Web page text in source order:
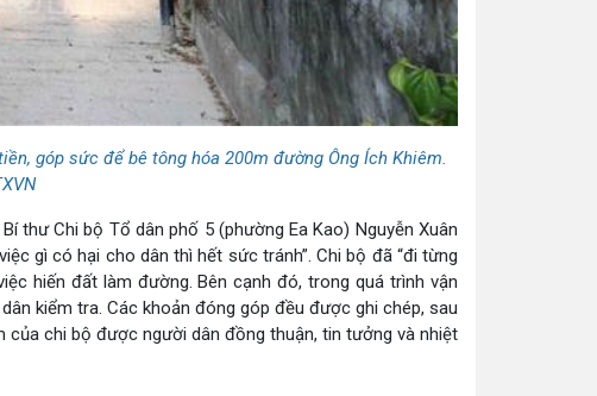
góp sức để bê tông hóa 200m đường Ông Ích Khiêm.
thư Chi bộ Tổ dân phố 5 (phường Ea Kao) Nguyễn Xuân
gì có hại cho dân thì hết sức tránh”. Chi bộ đã “đi từng
hiến đất làm đường. Bên cạnh đó, trong quá trình vận
kiểm tra. Các khoản đóng góp đều được ghi chép, sau
chi bộ được người dân đồng thuận, tin tưởng và nhiệt